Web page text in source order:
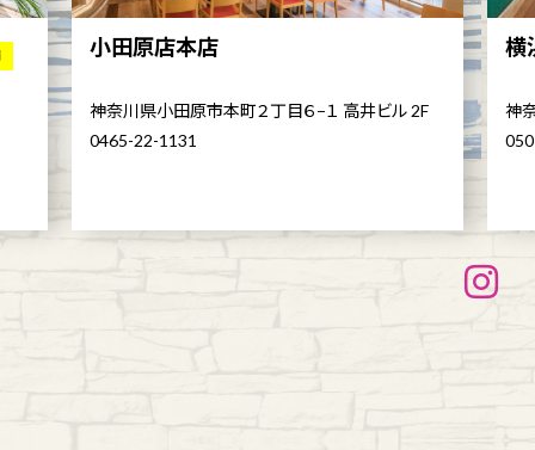
小田原店本店
神奈川県小田原市本町２丁目６−１ 高井ビル 2F
0465-22-1131
横
神